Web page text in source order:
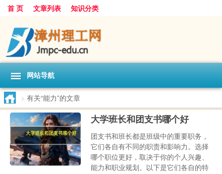
首 页 文章列表 知识分类
网站导航
> 有关“能力”的文章
大学班长和团支书哪个好
团支书和班长都是班级中的重要职务，
它们各自有不同的职责和影响力。选择
哪个职位更好，取决于你的个人兴趣、
能力和职业规划。以下是它们各自的特